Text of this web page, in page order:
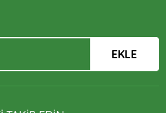
EKLE